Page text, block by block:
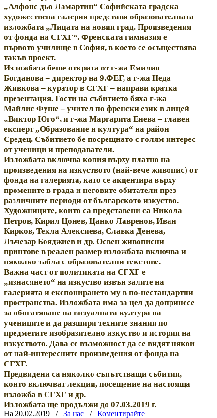
„Алфонс дьо Ламартин“ Софийската градска
художествена галерия представя образователната
изложбата „Лицата на новия град. Произведения
от фонда на СГХГ“. Френската гимназия е
първото училище в София, в което се осъществява
такъв проект.
Изложбата беше открита от г-жа Емилия
Богданова – директор на 9.ФЕГ, а г-жа Неда
Живкова – куратор в СГХГ – направи кратка
презентация. Гости на събитието бяха г-жа
Майлис Фуше – учител по френски език в лицей
„Виктор Юго“, и г-жа Маргарита Енева – главен
експерт „Образование и култура“ на район
Средец. Събитието бе посрещнато с голям интерес
от ученици и преподаватели.
Изложбата включва копия върху платно на
произведения на изкуството (най-вече живопис) от
фонда на галерията, като се акцентира върху
промените в града и неговите обитатели през
различните периоди от българското изкуство.
Художниците, които са представени са Никола
Петров, Кирил Цонев, Цанко Лавренов, Иван
Кирков, Текла Алексиева, Славка Денева,
Лъчезар Бояджиев и др. Освен живописни
принтове в реален размер изложбата включва и
няколко табла с образователни текстове.
Важна част от политиката на СГХГ е
„изнасянето“ на изкуство извън залите на
галерията и експонирането му в по-нестандартни
пространства. Изложбата има за цел да допринесе
за обогатяване на визуалната култура на
учениците и да разшири техните знания по
предметите изобразително изкуство и история на
изкуството. Дава се възможност да се видят някои
от най-интересните произведения от фонда на
СГХГ.
Предвидени са няколко съпътстващи събития,
които включват лекции, посещение на настояща
изложба в СГХГ и др.
Изложбата ще продължи до 07.03.2019 г.
На 20.02.2019 / За нас / Коментирайте